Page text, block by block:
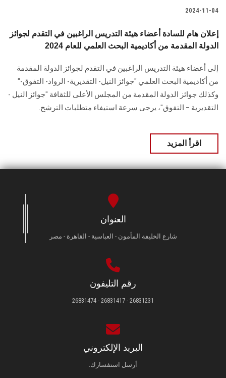
الزائـرون
سجل الان
2024-11-04
إعلان هام للسادة أعضاء هيئة التدريس الراغبين في التقدم لجوائز
الدولة المقدمة من أكاديمية البحث العلمي للعام 2024
إلى أعضاء هيئة التدريس الراغبين في التقدم لجوائز الدولة المقدمة
وكذلك جوائز ‏الدولة المقدمة من المجلس الأعلى للثقافة ‏‎"‎جوائز النيل -
التقديرية – التفوق‎"‎، ‏يرجى سرعة استيفاء متطلبات الترشح.
اقرأ المزيد
العنوان
شارع الخليفة المأمون - العباسية - القاهرة - مصر
رقم التليفون
26831231 - 26831417 - 26831474
البريد الإلكتروني
أرسل استفسارك.